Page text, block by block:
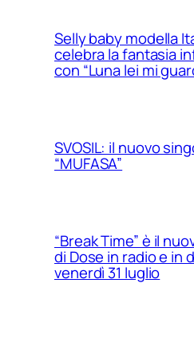
Selly baby modella
celebra la fantasia
con “Luna lei mi
SVOSIL: il nuovo
“MUFASA”
“Break Time” è il
di Dose in radio e in
venerdì 31 luglio